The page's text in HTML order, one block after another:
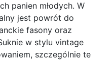
panien młodych. W
jest powrót do
fasony oraz
w stylu vintage
szczególnie te